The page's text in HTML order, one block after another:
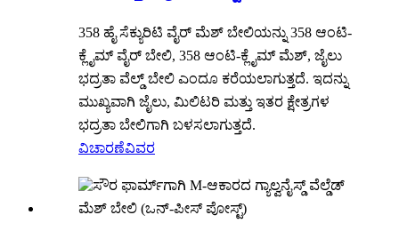
358 ಹೈ ಸೆಕ್ಯುರಿಟಿ ವೈರ್ ಮೆಶ್ ಬೇಲಿಯನ್ನು 358 ಆಂಟಿ-
ಕ್ಲೈಮ್ ವೈರ್ ಬೇಲಿ, 358 ಆಂಟಿ-ಕ್ಲೈಮ್ ಮೆಶ್, ಜೈಲು
ಭದ್ರತಾ ವೆಲ್ಡ್ ಬೇಲಿ ಎಂದೂ ಕರೆಯಲಾಗುತ್ತದೆ. ಇದನ್ನು
ಮುಖ್ಯವಾಗಿ ಜೈಲು, ಮಿಲಿಟರಿ ಮತ್ತು ಇತರ ಕ್ಷೇತ್ರಗಳ
ಭದ್ರತಾ ಬೇಲಿಗಾಗಿ ಬಳಸಲಾಗುತ್ತದೆ.
ವಿಚಾರಣೆವಿವರ